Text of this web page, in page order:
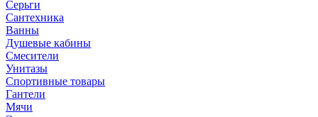
Серьги
Сантехника
Ванны
Душевые кабины
Смесители
Унитазы
Спортивные товары
Гантели
Мячи